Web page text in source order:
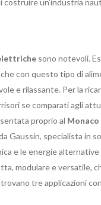
costruire un’industria
sono notevoli.
con questo tipo di
e rilassante. Per la
se comparati agli
proprio al Monaco
Gaussin, specialista in
e le energie alternative
modulare e versatile,
trovano tre applicazioni